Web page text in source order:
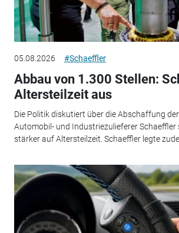
05.08.2026 #Schaeffler
Abbau von 1.300 Stellen:
Altersteilzeit aus
Die Politik diskutiert über die Abschaffung
Automobil- und Industriezulieferer Schaeffler
stärker auf Altersteilzeit. Schaeffler legte